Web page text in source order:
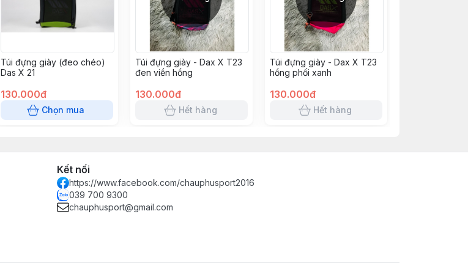
Túi đựng giày (đeo chéo)
Das X 21
130.000đ
Chọn mua
Túi đựng giày - Dax X T23
đen viền hồng
130.000đ
Hết hàng
Túi đựng giày - Dax X T23
hồng phối xanh
130.000đ
Hết hàng
Kết nối
https://www.facebook.com/chauphusport2016
039 700 9300
chauphusport@gmail.com